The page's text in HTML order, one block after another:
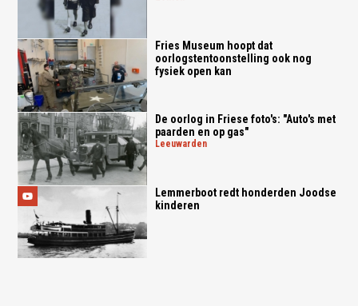
Fries Museum hoopt dat
oorlogstentoonstelling ook nog
fysiek open kan
De oorlog in Friese foto's: "Auto's met
paarden en op gas"
leeuwarden
Lemmerboot redt honderden Joodse
kinderen